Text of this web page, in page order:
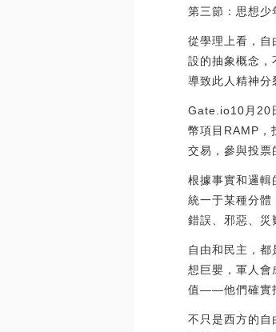
第三節：思想少
從學理上看，自
設的抽象概念，
導致此人精神分
Gate.io10月20
幣項目RAMP
交易，參與投
根據事實和邏輯
統一于某種分體
錯誤、邪惡、災
自由和民主，
想巨嬰，軍人
值——他們確實
不只是西方的自